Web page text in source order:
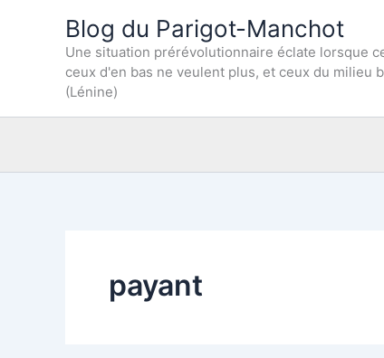
Blog du Parigot-Manchot
Une situation prérévolutionnaire éclate lorsque
ceux d'en bas ne veulent plus, et ceux du milieu
(Lénine)
payant